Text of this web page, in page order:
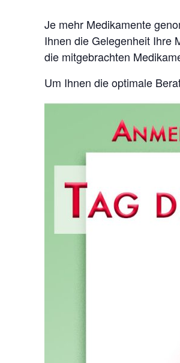
Je mehr Medikamente
Ihnen die Gelegenheit Ihre
die mitgebrachten
Um Ihnen die optimale